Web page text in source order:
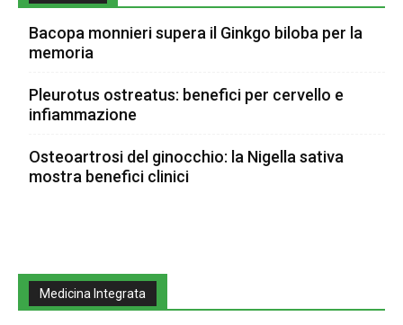
Bacopa monnieri supera il Ginkgo biloba per la
memoria
Pleurotus ostreatus: benefici per cervello e
infiammazione
Osteoartrosi del ginocchio: la Nigella sativa
mostra benefici clinici
Medicina Integrata